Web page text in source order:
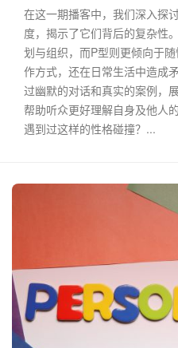
在这一期播客中，我们深入探
度，揭示了它们背后的复杂性
划与组织，而P型则更倾向于
作方式，还在日常生活中造成
过幽默的对话和真实的案例，
帮助听众更好理解自身及他人
遇到过这样的性格碰撞？...